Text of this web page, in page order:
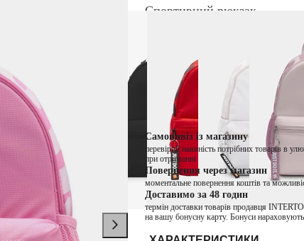
Спортивний рюкзак
Рожевий
Самовивіз із магазину
перевіряй наявність потрібних товарів в
при отриманні
Повернення через магазин
моментальне повернення коштів та
Доставимо за 48 годин
термін доставки товарів продавця
на вашу бонусну карту. Бонуси